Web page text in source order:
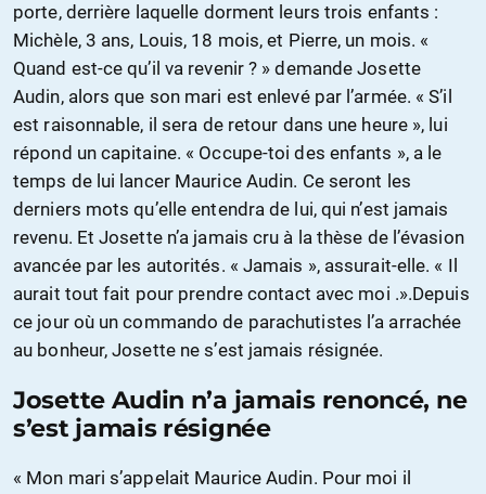
porte, derrière laquelle dorment leurs trois enfants :
Michèle, 3 ans, Louis, 18 mois, et Pierre, un mois. «
Quand est-ce qu’il va revenir ? » demande Josette
Audin, alors que son mari est enlevé par l’armée. « S’il
est raisonnable, il sera de retour dans une heure », lui
répond un capitaine. « Occupe-toi des enfants », a le
temps de lui lancer Maurice Audin. Ce seront les
derniers mots qu’elle entendra de lui, qui n’est jamais
revenu. Et Josette n’a jamais cru à la thèse de l’évasion
avancée par les autorités. « Jamais », assurait-elle. « Il
aurait tout fait pour prendre contact avec moi .».Depuis
ce jour où un commando de parachutistes l’a arrachée
au bonheur, Josette ne s’est jamais résignée.
Josette Audin n’a jamais renoncé, ne
s’est jamais résignée
« Mon mari s’appelait Maurice Audin. Pour moi il